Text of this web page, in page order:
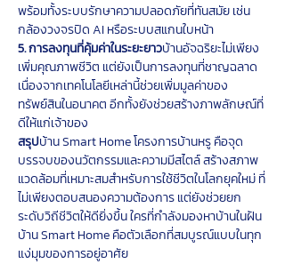
พร้อมทั้งระบบรักษาความปลอดภัยที่ทันสมัย เช่น
กล้องวงจรปิด AI หรือระบบสแกนใบหน้า
5. การลงทุนที่คุ้มค่าในระยะยาวบ้านอัจฉริยะไม่เพียง
เพิ่มคุณภาพชีวิต แต่ยังเป็นการลงทุนที่ชาญฉลาด
เนื่องจากเทคโนโลยีเหล่านี้ช่วยเพิ่มมูลค่าของ
ทรัพย์สินในอนาคต อีกทั้งยังช่วยสร้างภาพลักษณ์ที่
ดีให้แก่เจ้าของ
สรุปบ้าน Smart Home โครงการบ้านหรู คือจุด
บรรจบของนวัตกรรมและความมีสไตล์ สร้างสภาพ
แวดล้อมที่เหมาะสมสำหรับการใช้ชีวิตในโลกยุคใหม่ ที่
ไม่เพียงตอบสนองความต้องการ แต่ยังช่วยยก
ระดับวิถีชีวิตให้ดียิ่งขึ้น ใครที่กำลังมองหาบ้านในฝัน
บ้าน Smart Home คือตัวเลือกที่สมบูรณ์แบบในทุก
แง่มุมของการอยู่อาศัย